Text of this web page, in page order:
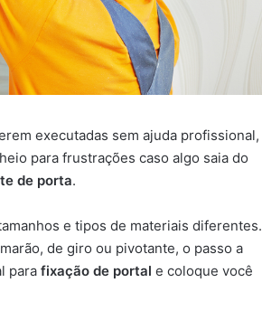
executadas sem ajuda profissional,
para frustrações caso algo saia do
de porta.
e tipos de materiais diferentes.
de giro ou pivotante, o passo a
para fixação de portal e coloque você